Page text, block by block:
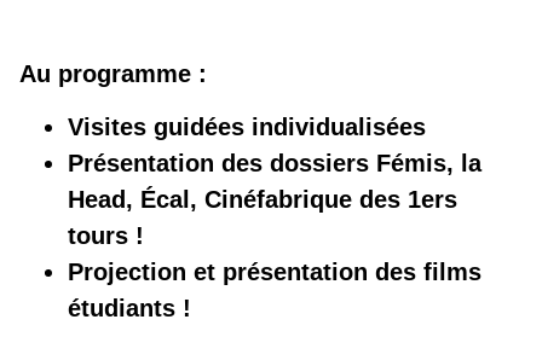
Au programme :
Visites guidées individualisées
Présentation des dossiers Fémis, la
Head, Écal, Cinéfabrique des 1ers
tours !
Projection et présentation des films
étudiants !